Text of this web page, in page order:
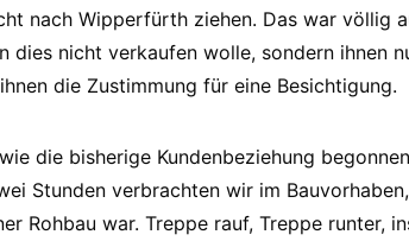
nach Wipperfürth ziehen. Das war völlig
dies nicht verkaufen wolle, sondern ihnen
die Zustimmung für eine Besichtigung.
die bisherige Kundenbeziehung
Stunden verbrachten wir im
Rohbau war. Treppe rauf, Treppe runter,